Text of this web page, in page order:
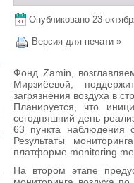
Опубликовано 23
Версия для печати »
Фонд Zamin,
Мирзиёевой,
загрязнения воздуха в
Планируется, что
сегодняшний день
63 пункта наблюдения
Результаты
платформе
На втором этапе